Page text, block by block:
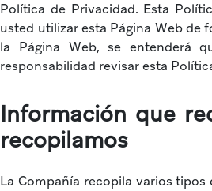
Política de Privacidad. Esta
usted utilizar esta Página Web de
la Página Web, se entenderá
responsabilidad revisar esta
Información que
recopilamos
La Compañía recopila varios